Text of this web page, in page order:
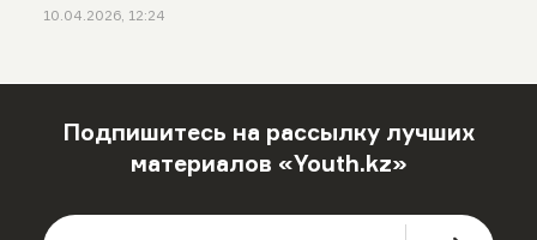
10.04.2026, 12:24
Подпишитесь на рассылку лучших
материалов «Youth.kz»